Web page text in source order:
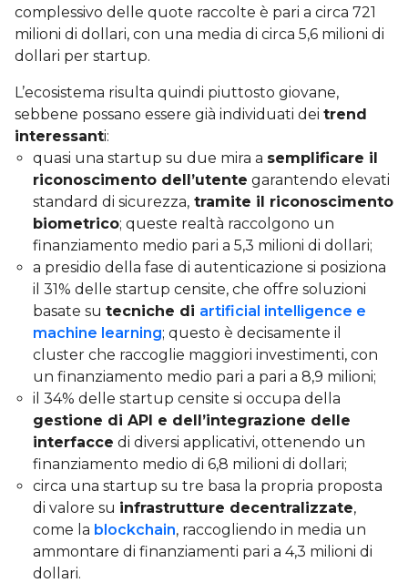
complessivo delle quote raccolte è pari a circa 721
milioni di dollari, con una media di circa 5,6 milioni di
dollari per startup.
L’ecosistema risulta quindi piuttosto giovane,
sebbene possano essere già individuati dei trend
interessanti:
quasi una startup su due mira a semplificare il
riconoscimento dell’utente garantendo elevati
standard di sicurezza, tramite il riconoscimento
biometrico; queste realtà raccolgono un
finanziamento medio pari a 5,3 milioni di dollari;
a presidio della fase di autenticazione si posiziona
il 31% delle startup censite, che offre soluzioni
basate su tecniche di artificial intelligence e
machine learning; questo è decisamente il
cluster che raccoglie maggiori investimenti, con
un finanziamento medio pari a pari a 8,9 milioni;
il 34% delle startup censite si occupa della
gestione di API e dell’integrazione delle
interfacce di diversi applicativi, ottenendo un
finanziamento medio di 6,8 milioni di dollari;
circa una startup su tre basa la propria proposta
di valore su infrastrutture decentralizzate,
come la blockchain, raccogliendo in media un
ammontare di finanziamenti pari a 4,3 milioni di
dollari.